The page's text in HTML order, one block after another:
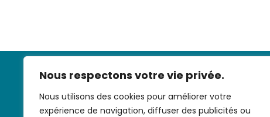
Nous respectons votre vie privée.
Nous utilisons des cookies pour améliorer votre
expérience de navigation, diffuser des publicités ou